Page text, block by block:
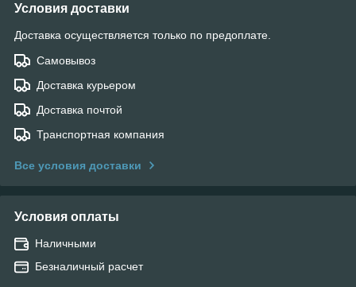
Условия доставки
Доставка осуществляется только по предоплате.
Самовывоз
Доставка курьером
Доставка почтой
Транспортная компания
Все условия доставки
Условия оплаты
Наличными
Безналичный расчет